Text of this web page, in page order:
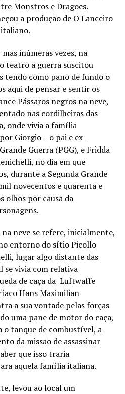
Monstros e Dragões.
a produção de O Lanceiro
inúmeras vezes, na
teatro a guerra suscitou
tendo como pano de fundo o
aqui de pensar e sentir os
Pássaros negros na neve,
nas cordilheiras das
onde vivia a família
Giorgio – o pai e ex-
Guerra (PGG), e Fridda
no dia em que
durante a Segunda Grande
novecentos e quarenta e
olhos por causa da
neve se refere, inicialmente,
entorno do sítio Picollo
lugar algo distante das
se vivia com relativa
de caça da Luftwaffe
Hans Maximilian
a sua vontade pelas forças
uma pane de motor do caça,
o tanque de combustível, a
da missão de assassinar
que isso traria
aquela família italiana.
levou ao local um